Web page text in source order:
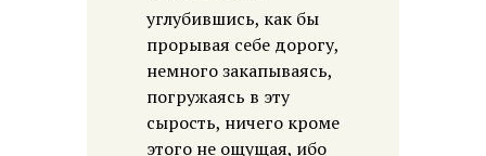
углубившись, как бы
прорывая себе дорогу,
немного закапываясь,
погружаясь в эту
сырость, ничего кроме
этого не ощущая, ибо